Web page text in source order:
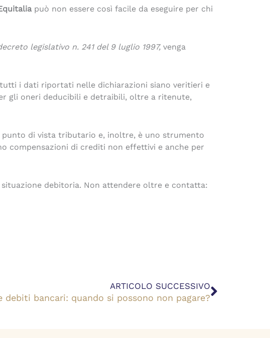
può non essere così facile da eseguire per chi
legislativo n. 241 del 9 luglio 1997, venga
i dati riportati nelle dichiarazioni siano veritieri e
gli oneri deducibili e detraibili, oltre a ritenute,
di vista tributario e, inoltre, è uno strumento
compensazioni di crediti non effettivi e anche per
debitoria. Non attendere oltre e contatta:
ARTICOLO SUCCESSIVO
debiti bancari: quando si possono non pagare?